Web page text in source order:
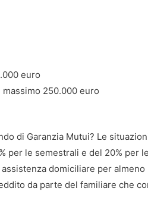
euro
250.000 euro
di Garanzia Mutui? Le
per le semestrali e del 20% per
domiciliare per almeno
da parte del familiare che